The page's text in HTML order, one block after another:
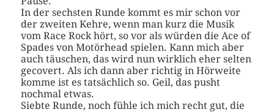
In der sechsten Runde kommt es mir schon vor
der zweiten Kehre, wenn man kurz die Musik
vom Race Rock hört, so vor als würden die Ace of
Spades von Motörhead spielen. Kann mich aber
auch täuschen, das wird nun wirklich eher selten
gecovert. Als ich dann aber richtig in Hörweite
komme ist es tatsächlich so. Geil, das pusht
nochmal etwas.
Siebte Runde, noch fühle ich mich recht gut, die